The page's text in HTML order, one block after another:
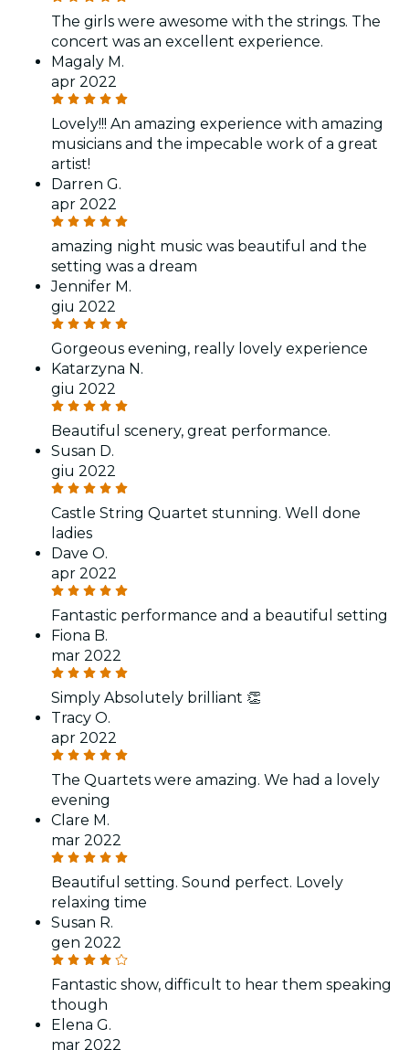
The girls were awesome with the strings. The
concert was an excellent experience.
Magaly M.
apr 2022
Lovely!!! An amazing experience with amazing
musicians and the impecable work of a great
artist!
Darren G.
apr 2022
amazing night music was beautiful and the
setting was a dream
Jennifer M.
giu 2022
Gorgeous evening, really lovely experience
Katarzyna N.
giu 2022
Beautiful scenery, great performance.
Susan D.
giu 2022
Castle String Quartet stunning. Well done
ladies
Dave O.
apr 2022
Fantastic performance and a beautiful setting
Fiona B.
mar 2022
Simply Absolutely brilliant 👏
Tracy O.
apr 2022
The Quartets were amazing. We had a lovely
evening
Clare M.
mar 2022
Beautiful setting. Sound perfect. Lovely
relaxing time
Susan R.
gen 2022
Fantastic show, difficult to hear them speaking
though
Elena G.
mar 2022